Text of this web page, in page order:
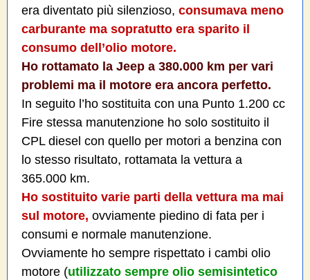
era diventato più silenzioso, consumava meno
carburante ma sopratutto era sparito il
consumo dell’olio motore.
Ho rottamato la Jeep a 380.000 km per vari
problemi ma il motore era ancora perfetto.
In seguito l’ho sostituita con una Punto 1.200 cc
Fire stessa manutenzione ho solo sostituito il
CPL diesel con quello per motori a benzina con
lo stesso risultato, rottamata la vettura a
365.000 km.
Ho sostituito varie parti della vettura ma mai
sul motore, ovviamente piedino di fata per i
consumi e normale manutenzione.
Ovviamente ho sempre rispettato i cambi olio
motore (utilizzato sempre olio semisintetico